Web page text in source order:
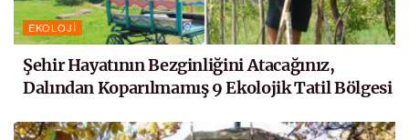
EKOLOJI
Şehir Hayatının Bezginliğini Atacağınız,
Dalından Koparılmamış 9 Ekolojik Tatil Bölgesi